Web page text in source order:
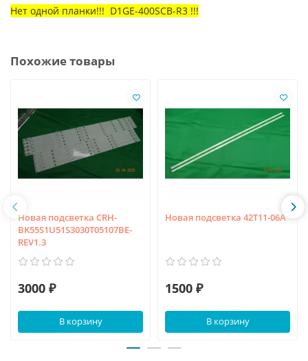
Нет одной планки!!! D1GE-400SCB-R3 !!!
Похожие товары
Новая подсветка CRH-
BK55S1U51S3030T05107BE-
REV1.3
3000 ₽
В корзину
Новая подсветка 42T11-06A
1500 ₽
В корзину